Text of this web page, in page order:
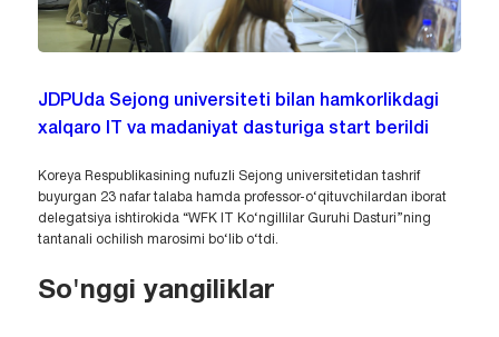
JDPUda Sejong universiteti bilan hamkorlikdagi
xalqaro IT va madaniyat dasturiga start berildi
Koreya Respublikasining nufuzli Sejong universitetidan tashrif
buyurgan 23 nafar talaba hamda professor-o‘qituvchilardan iborat
delegatsiya ishtirokida “WFK IT Ko‘ngillilar Guruhi Dasturi”ning
tantanali ochilish marosimi bo‘lib o‘tdi.
So'nggi yangiliklar